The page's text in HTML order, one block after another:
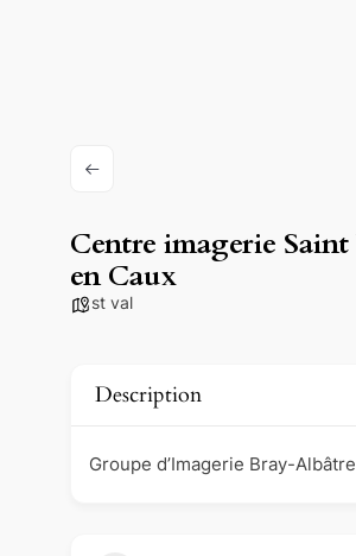
Centre imagerie
en Caux
st val
Description
Groupe d’Imagerie Bray-Albâtre